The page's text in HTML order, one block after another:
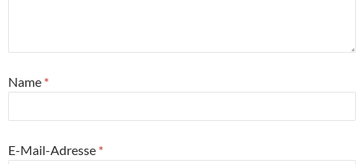
Name *
E-Mail-Adresse *